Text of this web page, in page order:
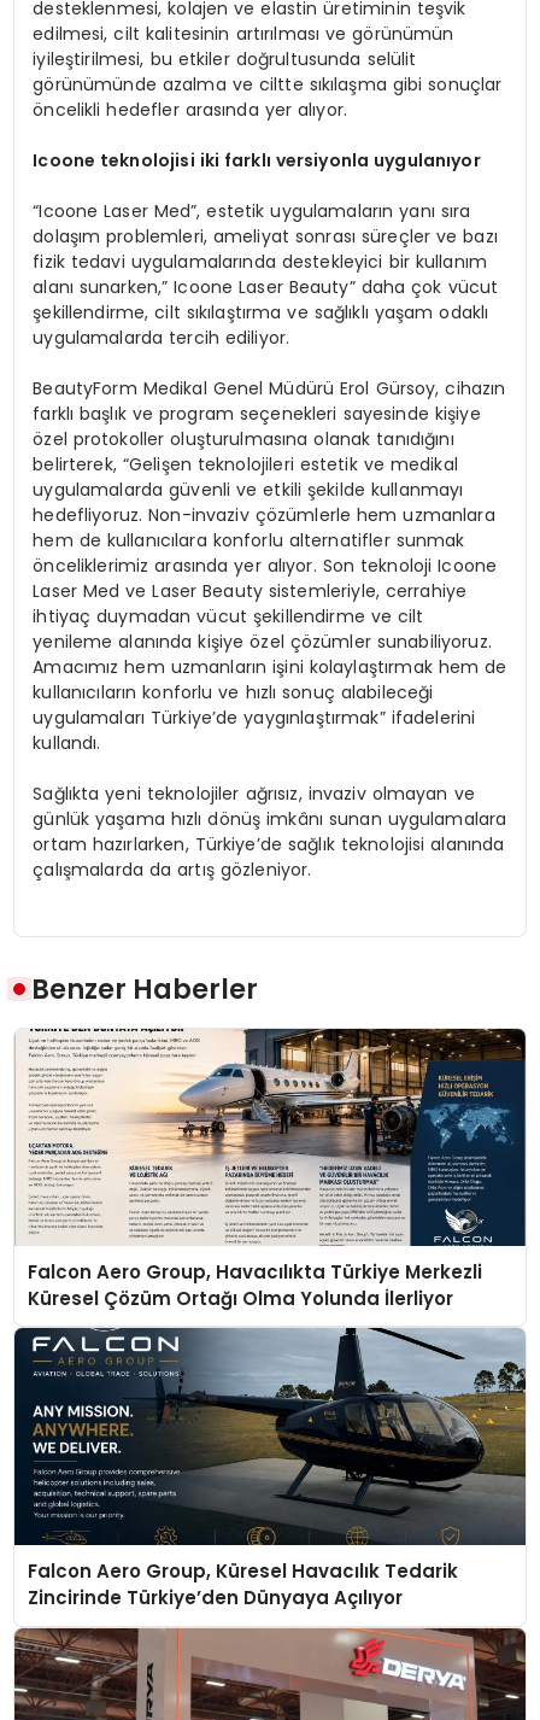
desteklenmesi, kolajen ve elastin üretiminin teşvik
edilmesi, cilt kalitesinin artırılması ve görünümün
iyileştirilmesi, bu etkiler doğrultusunda selülit
görünümünde azalma ve ciltte sıkılaşma gibi sonuçlar
öncelikli hedefler arasında yer alıyor.
Icoone teknolojisi iki farklı versiyonla uygulanıyor
“Icoone Laser Med”, estetik uygulamaların yanı sıra
dolaşım problemleri, ameliyat sonrası süreçler ve bazı
fizik tedavi uygulamalarında destekleyici bir kullanım
alanı sunarken,” Icoone Laser Beauty” daha çok vücut
şekillendirme, cilt sıkılaştırma ve sağlıklı yaşam odaklı
uygulamalarda tercih ediliyor.
BeautyForm Medikal Genel Müdürü Erol Gürsoy, cihazın
farklı başlık ve program seçenekleri sayesinde kişiye
özel protokoller oluşturulmasına olanak tanıdığını
belirterek, “Gelişen teknolojileri estetik ve medikal
uygulamalarda güvenli ve etkili şekilde kullanmayı
hedefliyoruz. Non-invaziv çözümlerle hem uzmanlara
hem de kullanıcılara konforlu alternatifler sunmak
önceliklerimiz arasında yer alıyor. Son teknoloji Icoone
Laser Med ve Laser Beauty sistemleriyle, cerrahiye
ihtiyaç duymadan vücut şekillendirme ve cilt
yenileme alanında kişiye özel çözümler sunabiliyoruz.
Amacımız hem uzmanların işini kolaylaştırmak hem de
kullanıcıların konforlu ve hızlı sonuç alabileceği
uygulamaları Türkiye’de yaygınlaştırmak” ifadelerini
kullandı.
Sağlıkta yeni teknolojiler ağrısız, invaziv olmayan ve
günlük yaşama hızlı dönüş imkânı sunan uygulamalara
ortam hazırlarken, Türkiye’de sağlık teknolojisi alanında
çalışmalarda da artış gözleniyor.
Benzer Haberler
Falcon Aero Group, Havacılıkta Türkiye Merkezli
Küresel Çözüm Ortağı Olma Yolunda İlerliyor
Falcon Aero Group, Küresel Havacılık Tedarik
Zincirinde Türkiye’den Dünyaya Açılıyor